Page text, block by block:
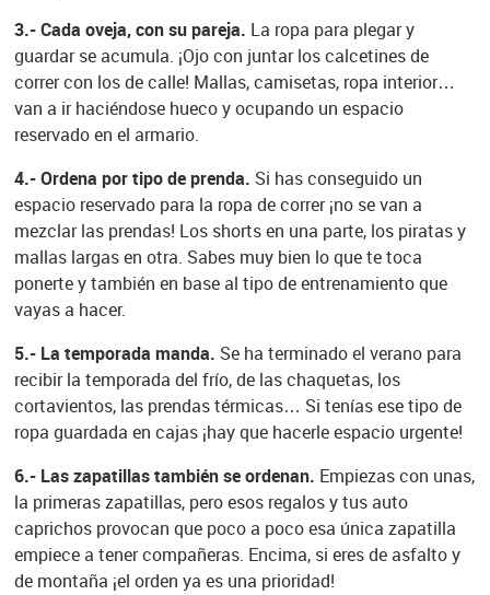
3.- Cada oveja, con su pareja. La ropa para plegar y
guardar se acumula. ¡Ojo con juntar los calcetines de
correr con los de calle! Mallas, camisetas, ropa interior…
van a ir haciéndose hueco y ocupando un espacio
reservado en el armario.
4.- Ordena por tipo de prenda. Si has conseguido un
espacio reservado para la ropa de correr ¡no se van a
mezclar las prendas! Los shorts en una parte, los piratas y
mallas largas en otra. Sabes muy bien lo que te toca
ponerte y también en base al tipo de entrenamiento que
vayas a hacer.
5.- La temporada manda. Se ha terminado el verano para
recibir la temporada del frío, de las chaquetas, los
cortavientos, las prendas térmicas… Si tenías ese tipo de
ropa guardada en cajas ¡hay que hacerle espacio urgente!
6.- Las zapatillas también se ordenan. Empiezas con unas,
la primeras zapatillas, pero esos regalos y tus auto
caprichos provocan que poco a poco esa única zapatilla
empiece a tener compañeras. Encima, si eres de asfalto y
de montaña ¡el orden ya es una prioridad!